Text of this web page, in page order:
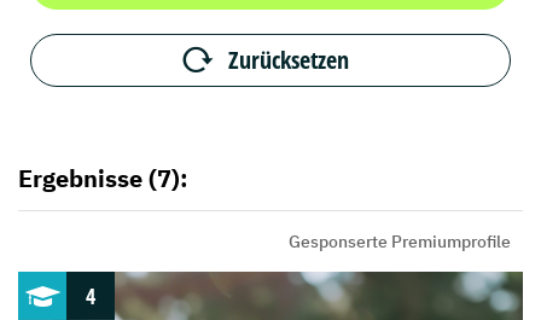
Zurücksetzen
Ergebnisse (7):
Gesponserte Premiumprofile
4